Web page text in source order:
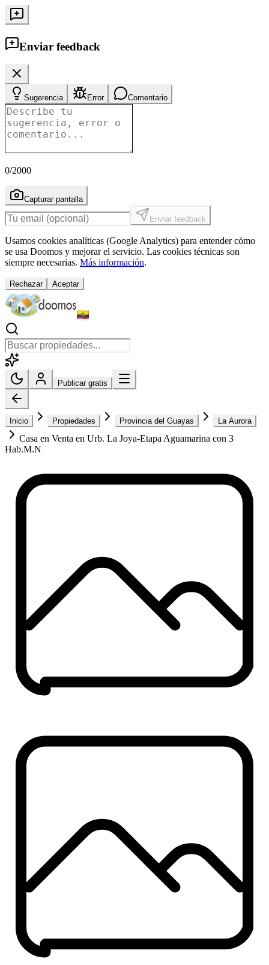
Enviar feedback
Sugerencia Error Comentario
0/2000
Capturar pantalla
Enviar feedback
Usamos cookies analíticas (Google Analytics) para entender cómo
se usa Doomos y mejorar el servicio. Las cookies técnicas son
siempre necesarias. Más información.
Rechazar Aceptar
Publicar gratis
Inicio Propiedades Provincia del Guayas La Aurora
Casa en Venta en Urb. La Joya-Etapa Aguamarina con 3
Hab.M.N